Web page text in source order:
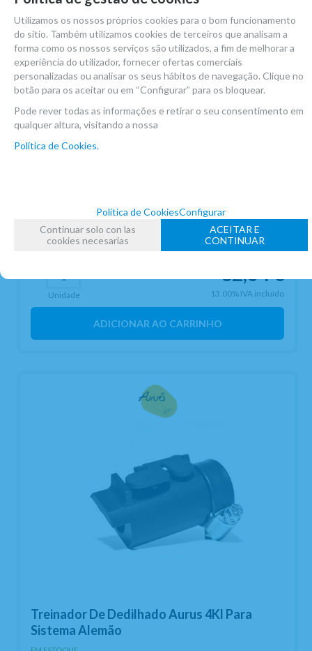
Sistema Francês
EM ESTOQUE
32,64€
13.00% IVA incluído
Unidade
ADICIONAR AO CARRINHO
Treinador De Dedilhado Aurus 4Kl Para
Sistema Alemão
Utilizamos os nossos próprios cookies para o bom funcionamento
do sítio. Também utilizamos cookies de terceiros que analisam a
forma como os nossos serviços são utilizados, a fim de melhorar a
experiência do utilizador, fornecer ofertas comerciais
personalizadas ou analisar os seus hábitos de navegação. Clique no
botão para os aceitar ou em “Configurar” para os bloquear.
Pode rever todas as informações e retirar o seu consentimento em
qualquer altura, visitando a nossa
Política de Cookies.
Política de CookiesConfigurar
Continuar solo con las
cookies necesarias
ACEITAR E
CONTINUAR